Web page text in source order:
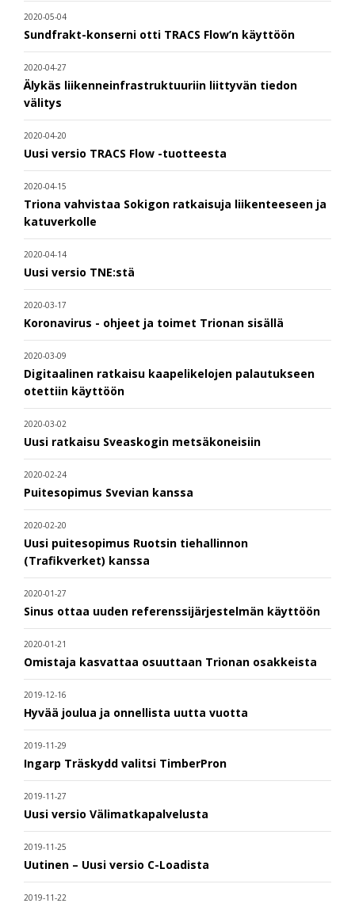
2020-05-04
Sundfrakt-konserni otti TRACS Flow’n käyttöön
2020-04-27
Älykäs liikenneinfrastruktuuriin liittyvän tiedon
välitys
2020-04-20
Uusi versio TRACS Flow -tuotteesta
2020-04-15
Triona vahvistaa Sokigon ratkaisuja liikenteeseen ja
katuverkolle
2020-04-14
Uusi versio TNE:stä
2020-03-17
Koronavirus - ohjeet ja toimet Trionan sisällä
2020-03-09
Digitaalinen ratkaisu kaapelikelojen palautukseen
otettiin käyttöön
2020-03-02
Uusi ratkaisu Sveaskogin metsäkoneisiin
2020-02-24
Puitesopimus Svevian kanssa
2020-02-20
Uusi puitesopimus Ruotsin tiehallinnon
(Trafikverket) kanssa
2020-01-27
Sinus ottaa uuden referenssijärjestelmän käyttöön
2020-01-21
Omistaja kasvattaa osuuttaan Trionan osakkeista
2019-12-16
Hyvää joulua ja onnellista uutta vuotta
2019-11-29
Ingarp Träskydd valitsi TimberPron
2019-11-27
Uusi versio Välimatkapalvelusta
2019-11-25
Uutinen – Uusi versio C-Loadista
2019-11-22